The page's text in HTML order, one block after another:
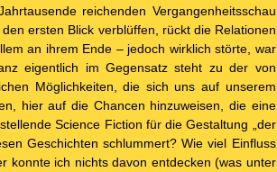
reichenden Vergangenheitsschau
ersten Blick verblüffen, rückt die Relationen
an ihrem Ende – jedoch wirklich störte, war
eigentlich im Gegensatz steht zu der von
Möglichkeiten, die sich uns auf unserem
hier auf die Chancen hinzuweisen, die eine
Science Fiction für die Gestaltung „der
Geschichten schlummert? Wie viel Einfluss
konnte ich nichts davon entdecken (was unter